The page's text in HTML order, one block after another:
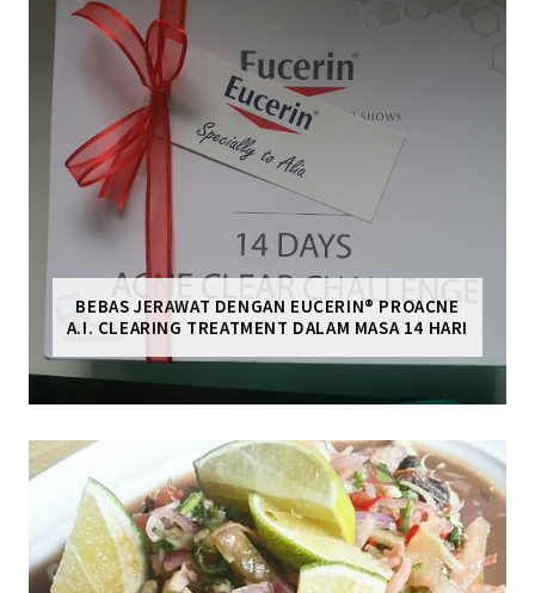
BEBAS JERAWAT DENGAN EUCERIN® PROACNE
A.I. CLEARING TREATMENT DALAM MASA 14 HARI